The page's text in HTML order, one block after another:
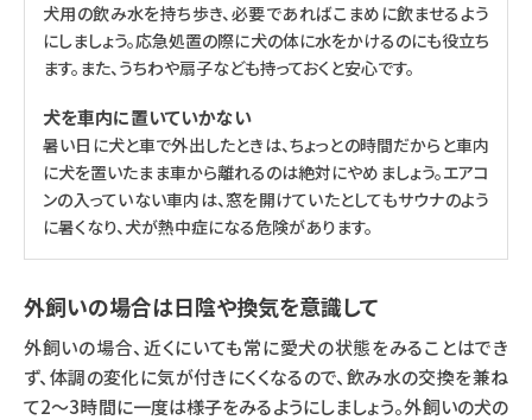
犬用の飲み水を持ち歩き、必要であればこまめに飲ませるよう
にしましょう。応急処置の際に犬の体に水をかけるのにも役立ち
ます。また、うちわや扇子なども持っておくと安心です。
犬を車内に置いていかない
暑い日に犬と車で外出したときは、ちょっとの時間だからと車内
に犬を置いたまま車から離れるのは絶対にやめましょう。エアコ
ンの入っていない車内は、窓を開けていたとしてもサウナのよう
に暑くなり、犬が熱中症になる危険があります。
外飼いの場合は日陰や換気を意識して
外飼いの場合、近くにいても常に愛犬の状態をみることはでき
ず、体調の変化に気が付きにくくなるので、飲み水の交換を兼ね
て2〜3時間に一度は様子をみるようにしましょう。外飼いの犬の